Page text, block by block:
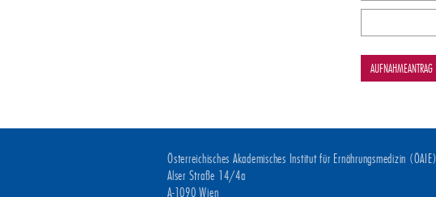
Österreichisches Akademisches Institut für Ernährungsmedizin (ÖAIE)
Alser Straße 14/4a
A-1090 Wien